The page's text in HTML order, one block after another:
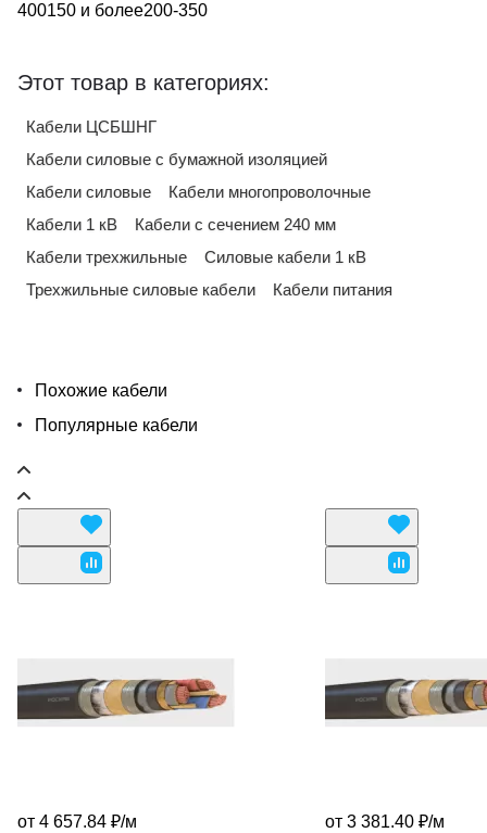
400150 и более200-350
Этот товар в категориях:
Кабели ЦСБШНГ
Кабели силовые с бумажной изоляцией
Кабели силовые
Кабели многопроволочные
Кабели 1 кВ
Кабели с сечением 240 мм
Кабели трехжильные
Силовые кабели 1 кВ
Трехжильные силовые кабели
Кабели питания
Похожие кабели
Популярные кабели
от 4 657.84 ₽/м
от 3 381.40 ₽/м